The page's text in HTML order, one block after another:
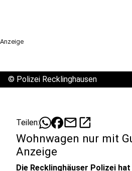
Anzeige
© Polizei Recklinghausen
Teilen: mailopen_in_new
Wohnwagen nur mit
Anzeige
Die Recklinghäuser Polizei